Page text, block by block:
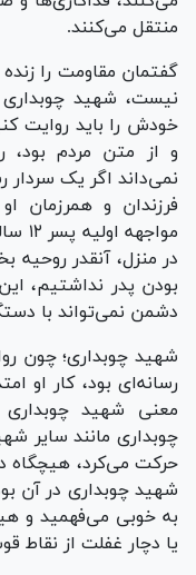
منتقل می‌کنند.
گفتمان مقاومت را
نیست، شهید چوبداری
خودش را باید روایت
و از متن مردم
نمی‌داند اگر یک
فرزندان و همرزمان
در منزل، آنقدر
بودن پدر نداشتیم،
دشمن نمی‌تواند با
شهید چوبداری؛ چون
رسانه‌ای بود، کار او
معنی شهید
چوبداری مانند سایر
حرکت می‌کرد، هیچگاه
شهید چوبداری در آن
به خوبی می‌فهمید و
یا دچار غفلت از نقاط